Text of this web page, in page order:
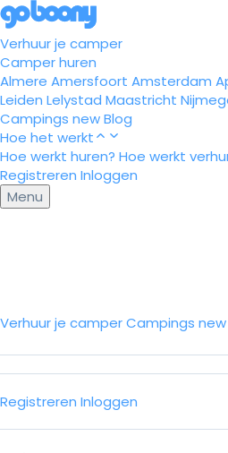
Verhuur je camper
Camper huren
Almere Amersfoort Amsterdam
Leiden Lelystad Maastricht
Campings newBlog
Hoe het werkt
Hoe werkt huren? Hoe werkt
Registreren Inloggen
Menu
Verhuur je camperCampings new
Registreren Inloggen